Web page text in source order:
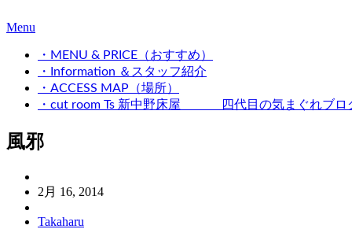
Menu
・MENU & PRICE（おすすめ）
・Information ＆スタッフ紹介
・ACCESS MAP（場所）
・cut room Ts 新中野床屋 四代目の気まぐれブロ
風邪
2月 16, 2014
Takaharu